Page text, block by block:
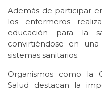
Además de participar
los enfermeros
educación para la
convirtiéndose en
sistemas sanitarios.
Organismos como la
Salud destacan la